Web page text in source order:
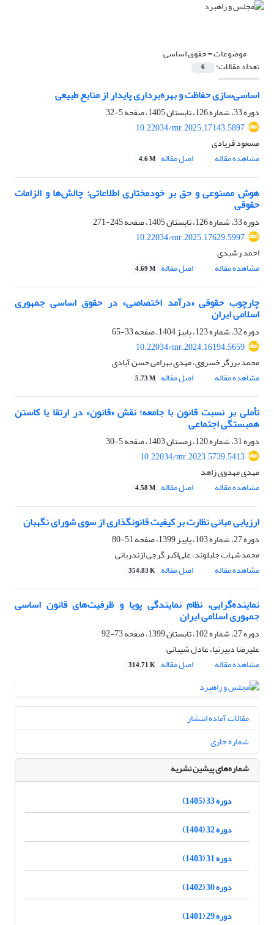
موضوعات =حقوق اساسی
تعداد مقالات: 6
اساسی‌سازی حفاظت و بهره‌برداری پایدار از منابع‌ طبیعی
دوره 33، شماره 126، تابستان 1405، صفحه
5-32
10.22034/mr.2025.17143.5897
مسعود فریادی
مشاهده مقاله
اصل مقاله 4.6 M
هوش مصنوعی و حق بر خودمختاری اطلاعاتی: چالش‌ها و الزامات
حقوقی
دوره 33، شماره 126، تابستان 1405، صفحه
245-271
10.22034/mr.2025.17629.5997
احمد رشیدی
مشاهده مقاله
اصل مقاله 4.69 M
چارچوب حقوقی «درآمد اختصاصی» در حقوق اساسی جمهوری
اسلامی ایران
دوره 32، شماره 123، پاییز 1404، صفحه
33-65
10.22034/mr.2024.16194.5659
محمد برزگر خسروی، مهدی بهرامی حسن آبادی
مشاهده مقاله
اصل مقاله 5.73 M
تأملی بر نسبت قانون با جامعه؛ نقش «قانون» در ارتقا یا کاستن
همبستگی اجتماعی
دوره 31، شماره 120، زمستان 1403، صفحه
5-30
10.22034/mr.2023.5739.5413
مهدی مهدوی زاهد
مشاهده مقاله
اصل مقاله 4.58 M
ارزیابی مبانی نظارت بر کیفیت قانونگذاری از سوی شورای نگهبان
دوره 27، شماره 103، پاییز 1399، صفحه
51-80
محمدشهاب جلیلوند، علی‌اکبر گرجی ازندریانی
مشاهده مقاله
اصل مقاله 354.83 K
نماینده‌گرایی، نظام نمایندگی پویا و ظرفیت‌های قانون اساسی
جمهوری اسلامی ایران
دوره 27، شماره 102، تابستان 1399، صفحه
73-92
علیرضا دبیرنیا، عادل شیبانی
مشاهده مقاله
اصل مقاله 314.71 K
مقالات آماده انتشار
شماره جاری
شماره‌های پیشین نشریه
دوره 33 (1405)
دوره 32 (1404)
دوره 31 (1403)
دوره 30 (1402)
دوره 29 (1401)